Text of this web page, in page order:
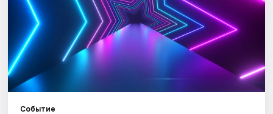
Квесты
Экскурсии
Спорт
События
Событие